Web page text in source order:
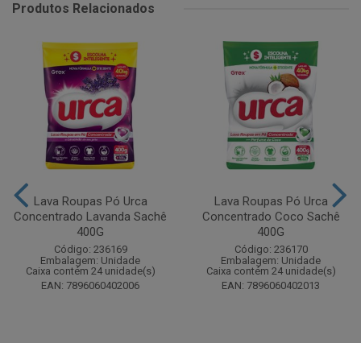
Produtos Relacionados
Lava Roupas Pó Urca
Concentrado Lavanda Sachê
400G
Código: 236169
Embalagem: Unidade
Caixa contém 24 unidade(s)
EAN: 7896060402006
Lava Roupas Pó Urca
Concentrado Coco Sachê
400G
Código: 236170
Embalagem: Unidade
Caixa contém 24 unidade(s)
EAN: 7896060402013